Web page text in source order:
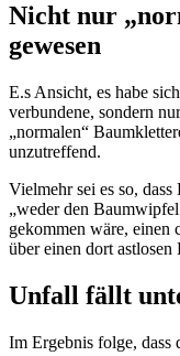
Nicht nur
gewesen
E.s Ansicht, es habe
verbundene, sondern
„normalen“
unzutreffend.
Vielmehr sei es so,
„weder den
gekommen wäre, einen
über einen dort astlosen
Unfall fällt
Im Ergebnis folge, dass